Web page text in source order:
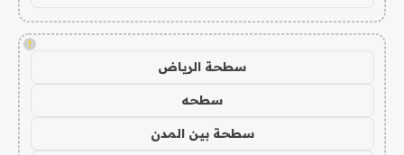
!
سطحة الرياض
سطحه
سطحة بين المدن